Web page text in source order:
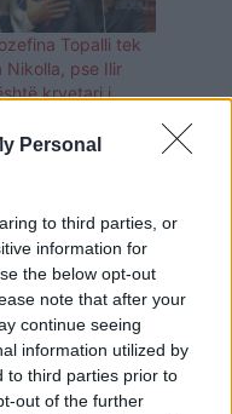
Personal
to third parties, or
information for
the below opt-out
note that after your
continue seeing
information utilized by
to third parties prior to
out of the further
Topalli tek
Nikolla, pse Ilir
kryetari i
(FOTO LAJM)